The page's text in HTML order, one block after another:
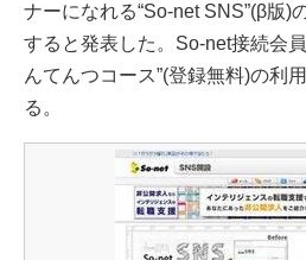
ナーになれる“So-net SNS”(β版)
すると発表した。So-net接続会
んてんつコース”(登録無料)の利
る。